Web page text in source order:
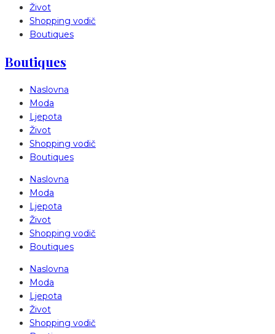
Život
Shopping vodič
Boutiques
Boutiques
Naslovna
Moda
Ljepota
Život
Shopping vodič
Boutiques
Naslovna
Moda
Ljepota
Život
Shopping vodič
Boutiques
Naslovna
Moda
Ljepota
Život
Shopping vodič